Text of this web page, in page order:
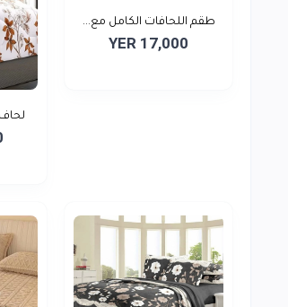
طقم اللحافات الكامل مع...
YER 17,000
لحاف